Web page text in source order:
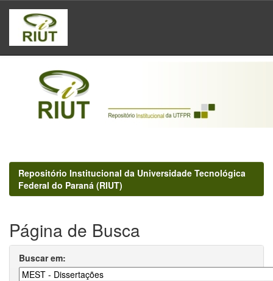
Skip
navigation
Repositório Institucional da Universidade Tecnológica
Federal do Paraná (RIUT)
Página de Busca
Buscar em: